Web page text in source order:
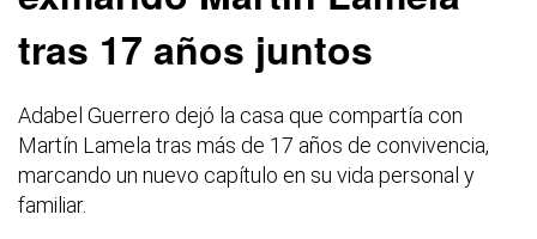
tras 17 años juntos
Adabel Guerrero dejó la casa que compartía con
Martín Lamela tras más de 17 años de convivencia,
marcando un nuevo capítulo en su vida personal y
familiar.